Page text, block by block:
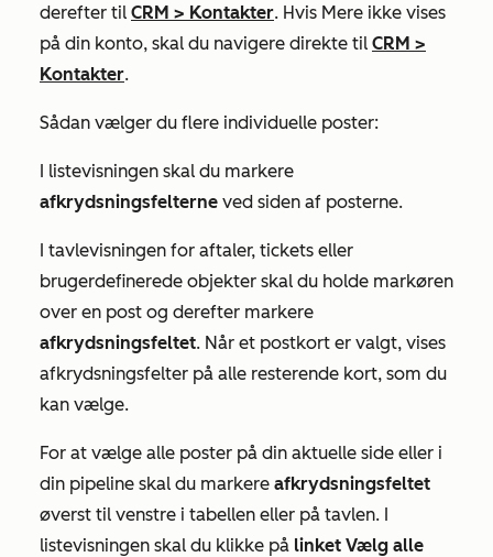
derefter til CRM > Kontakter. Hvis Mere ikke vises
på din konto, skal du navigere direkte til CRM >
Kontakter.
Sådan vælger du flere individuelle poster:
I listevisningen skal du markere
afkrydsningsfelterne ved siden af posterne.
I tavlevisningen for aftaler, tickets eller
brugerdefinerede objekter skal du holde markøren
over en post og derefter markere
afkrydsningsfeltet. Når et postkort er valgt, vises
afkrydsningsfelter på alle resterende kort, som du
kan vælge.
For at vælge alle poster på din aktuelle side eller i
din pipeline skal du markere afkrydsningsfeltet
øverst til venstre i tabellen eller på tavlen. I
listevisningen skal du klikke på linket Vælg alle